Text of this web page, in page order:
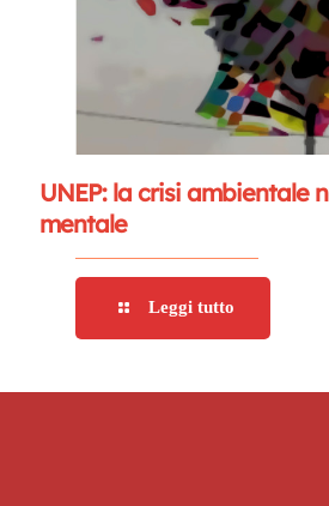
UNEP: la crisi ambientale
mentale
Leggi tutto